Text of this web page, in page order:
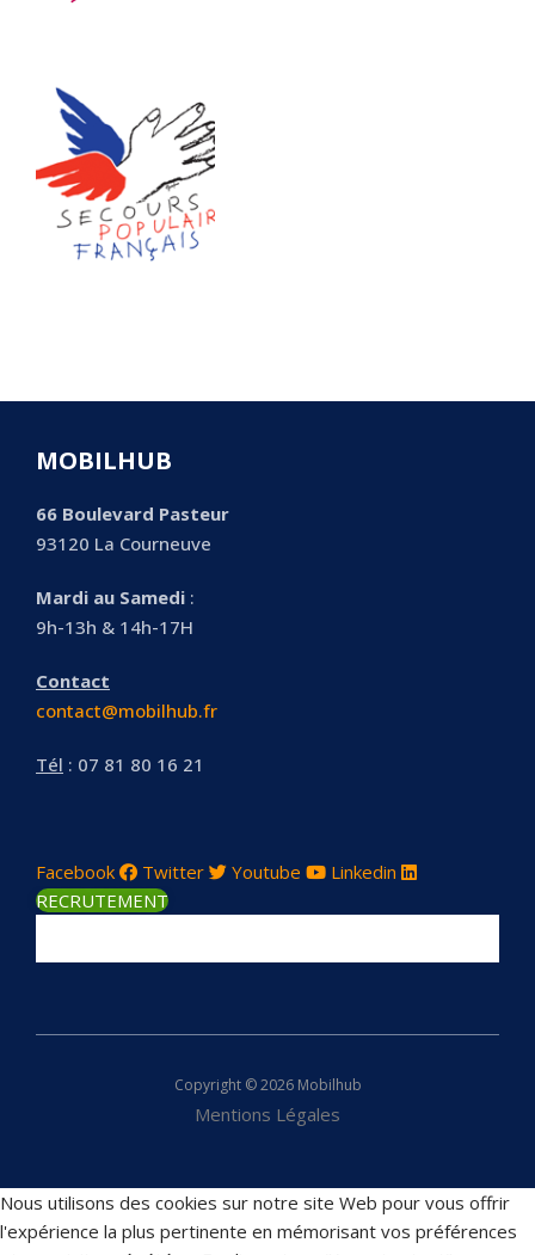
MOBILHUB
66 Boulevard Pasteur
93120 La Courneuve
Mardi au Samedi :
9h-13h & 14h-17H
Contact
contact@mobilhub.fr
Tél : 07 81 80 16 21
Facebook Twitter Youtube
Linkedin
RECRUTEMENT
Copyright © 2026 Mobilhub
Mentions Légales
Nous utilisons des cookies sur notre site Web pour vous offrir
l'expérience la plus pertinente en mémorisant vos préférences